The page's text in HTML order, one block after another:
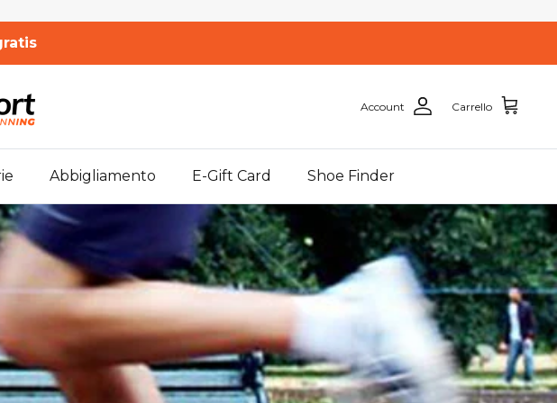
Account Carrello
Abbigliamento E-Gift Card Shoe Finder